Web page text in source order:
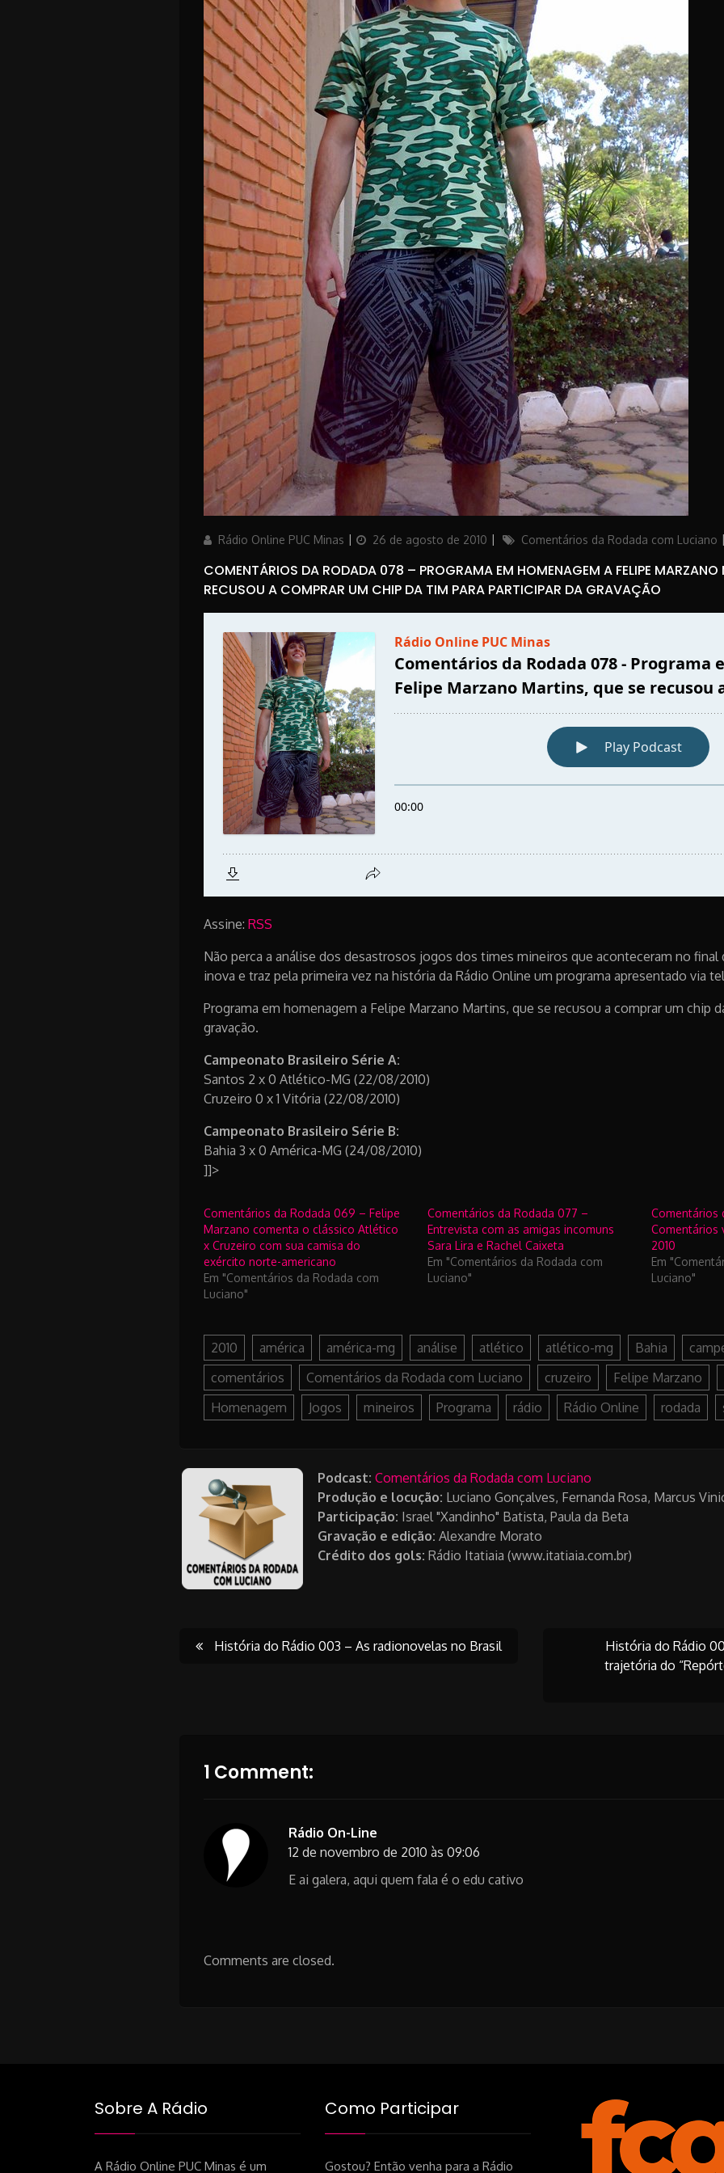
AuthorRádio Online PUC Minas
Posted26 de agosto de 2010 Categories
Comentários da Rodada com Luciano
COMENTÁRIOS DA RODADA 078 – PROGRAMA EM HOMENAGEM A FELIPE MARZANO
RECUSOU A COMPRAR UM CHIP DA TIM PARA PARTICIPAR DA GRAVAÇÃO
Assine: RSS
Não perca a análise dos desastrosos jogos dos times mineiros que aconteceram no final
inova e traz pela primeira vez na história da Rádio Online um programa apresentado via
Programa em homenagem a Felipe Marzano Martins, que se recusou a comprar um chip
gravação.
Campeonato Brasileiro Série A:
Santos 2 x 0 Atlético-MG (22/08/2010)
Cruzeiro 0 x 1 Vitória (22/08/2010)
Campeonato Brasileiro Série B:
Bahia 3 x 0 América-MG (24/08/2010)
]]>
Comentários da Rodada 069 – Felipe
Marzano comenta o clássico Atlético
x Cruzeiro com sua camisa do
exército norte-americano
Em "Comentários da Rodada com
Luciano"
Comentários da Rodada 077 –
Entrevista com as amigas incomuns
Sara Lira e Rachel Caixeta
Em "Comentários da Rodada com
Luciano"
Comentários
Comentários
2010
Em
Luciano"
2010 américa américa-mg análise atlético atlético-mg Bahia
comentários
Comentários da Rodada com Luciano cruzeiro Felipe Marzano
Homenagem
Jogos mineiros Programa rádio Rádio Online rodada
Podcast: Comentários da Rodada com Luciano
Produção e locução: Luciano Gonçalves, Fernanda Rosa, Marcus
Participação: Israel "Xandinho" Batista, Paula da Beta
Gravação e edição: Alexandre Morato
Crédito dos gols: Rádio Itatiaia (www.itatiaia.com.br)
Post
História do Rádio 003 – As radionovelas no Brasil
História do Rádio
trajetória do
1 Comment:
Rádio On-Line
12 de novembro de 2010 às 09:06
E ai galera, aqui quem fala é o edu cativo
Comments are closed.
Sobre A Rádio
A Rádio Online PUC Minas é um
Como Participar
Gostou? Então venha para a Rádio